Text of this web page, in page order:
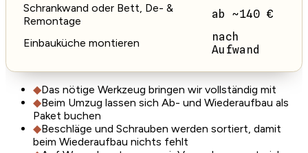
Schrankwand oder Bett, De- &
Remontage
ab ~140 €
Einbauküche montieren
nach
Aufwand
◆Das nötige Werkzeug bringen wir vollständig mit
◆Beim Umzug lassen sich Ab- und Wiederaufbau als
Paket buchen
◆Beschläge und Schrauben werden sortiert, damit
beim Wiederaufbau nichts fehlt